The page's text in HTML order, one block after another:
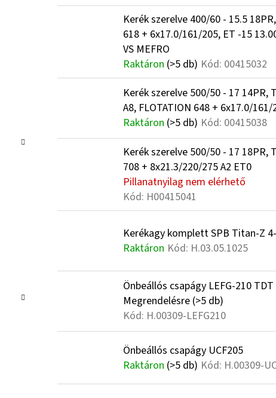
Kerék szerelve 400/60 - 15.5
618 + 6x17.0/161/205, ET -15
VS MEFRO
Raktáron (>5 db) Kód: 00415032
Kerék szerelve 500/50 - 17 14PR,
A8, FLOTATION 648 + 6x17.0/
Raktáron (>5 db) Kód: 00415038
Kerék szerelve 500/50 - 17 18PR,
708 + 8x21.3/220/275 A2 ET0
Pillanatnyilag nem elérhető
Kód: H00415041
Kerékagy komplett SPB Titan-Z
Raktáron Kód: H.03.05.1025
Önbeállós csapágy LEFG-210 TDT
Megrendelésre (>5 db)
Kód: H.00309-LEFG210
Önbeállós csapágy UCF205
Raktáron (>5 db) Kód: H.00309-